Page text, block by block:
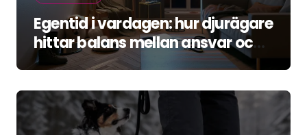
Egentid i vardagen: hur djurägare
hittar balans mellan ansvar och
återhämtning